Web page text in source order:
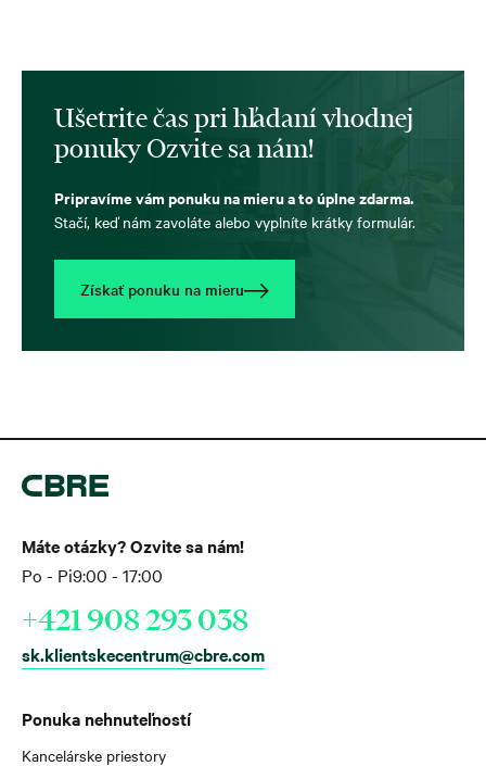
Ušetrite čas pri hľadaní vhodnej
ponuky Ozvite sa nám!
Pripravíme vám ponuku na mieru a to úplne zdarma.
Stačí, keď nám zavoláte alebo vyplníte krátky formulár.
Získať ponuku na mieru
Ponuka nehnuteľností
Kancelárske priestory
Máte otázky? Ozvite sa nám!
Po - Pi9:00 - 17:00
+421 908 293 038
sk.klientskecentrum@cbre.com